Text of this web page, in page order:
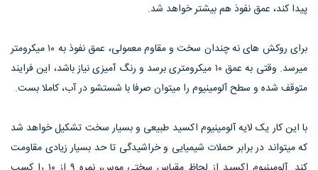
پیدا کند، عمق نفوذ هم بیشتر خواهد شد.
برای روکش های نه چندان سخت و مقاوم معمولی، عمق نفوذ به ۱۰ میکرومتر
میرسد. وقتی به عمق ۱۰ میکرومتری برسد و رنگ آمیزی نیاز باشد، این فرایند
متوقف شده و سطح آلومینیوم را میتوان صرفا با شستشو در آب، کاملا بست.
با این کار یک لایه آلومینیوم اکسید طبیعی و بسیار سخت تشکیل خواهد شد
که میتواند در برابر حملات شیمیایی و خراشیدگی تا حد بسیار زیادی مقاومت